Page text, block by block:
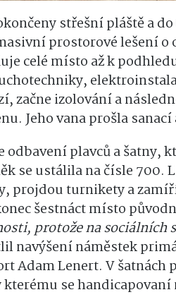
střešní pláště a
prostorové lešení o
celé místo až k
začne izolování a
Jeho vana prošla
plavců a šatny,
se ustálila na čísle 700.
projdou turnikety a
šestnáct místo
protože na sociálních
navýšení náměstek
Adam Lenert. V šatnách
se